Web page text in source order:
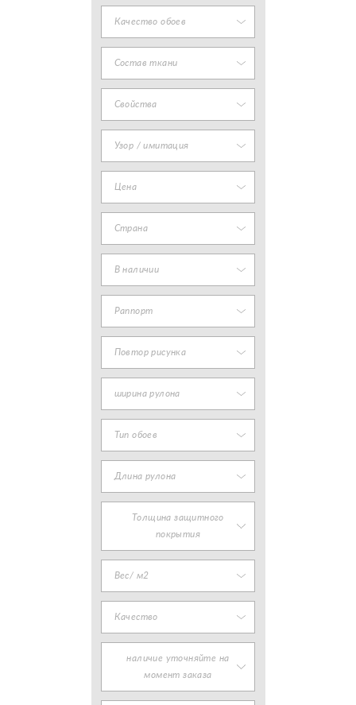
Качество обоев
Состав ткани
Свойства
Узор / имитация
Цена
Страна
В наличии
Раппорт
Повтор рисунка
ширина рулона
Тип обоев
Длина рулона
Толщина защитного
покрытия
Вес/ м2
Качество
наличие уточняйте на
момент заказа